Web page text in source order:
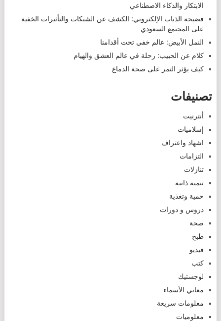
الابتكار والذكاء الاصطناعي
فضيحة الذباب الإلكتروني: الكشف عن الشبكات والتأثيرات الخفية
على المجتمع السعودي
النمل الأبيض: عالم خفي تحت أقدامنا
كلام عن الحبيب: رحلة في عالم العشق والهيام
كيف يؤثر التمر على صحة الدماغ
تصنيفات
أنترنيت
إسلاميات
اشهاد واعتراف
التزامات
تنازلات
تنمية ذاتية
حمية وتغذية
دروس و دورات
صحة
طبخ
فيديو
كتب
لوجستيك
معاني الأسماء
معلومات سريعة
معلوميات